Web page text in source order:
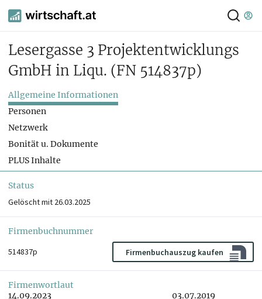
Lesergasse 3 Projektentwicklungs
GmbH in Liqu. (FN 514837p)
Allgemeine Informationen
Personen
Netzwerk
Bonität u. Dokumente
PLUS Inhalte
Status
Gelöscht mit 26.03.2025
Firmenbuchnummer
514837p
Firmenbuchauszug kaufen
Firmenwortlaut
14.09.2023
03.07.2019